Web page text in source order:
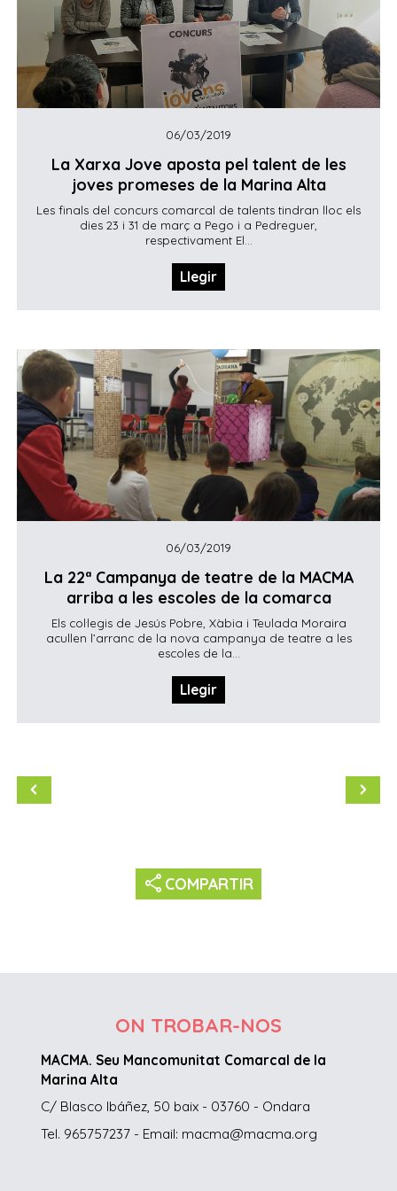
06/03/2019
La Xarxa Jove aposta pel talent de les
joves promeses de la Marina Alta
Les finals del concurs comarcal de talents tindran lloc els
dies 23 i 31 de març a Pego i a Pedreguer,
respectivament El...
Llegir
06/03/2019
La 22ª Campanya de teatre de la MACMA
arriba a les escoles de la comarca
Els col·legis de Jesús Pobre, Xàbia i Teulada Moraira
acullen l’arranc de la nova campanya de teatre a les
escoles de la...
Llegir
share COMPARTIR
ON TROBAR-NOS
MACMA. Seu Mancomunitat Comarcal de la
Marina Alta
C/ Blasco Ibáñez, 50 baix - 03760 - Ondara
Tel. 965757237 - Email: macma@macma.org